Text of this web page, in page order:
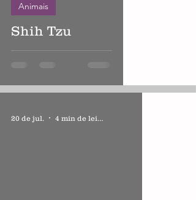
Shih Tzu
Animais
20 de jul.